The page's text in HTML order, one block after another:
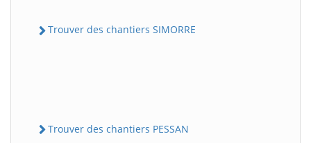
Trouver des chantiers SIMORRE
Trouver des chantiers PESSAN